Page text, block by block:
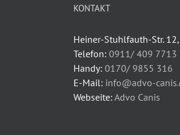
KONTAKT
Heiner-Stuhlfauth-Str.
Telefon: 0911/ 409 7713
Handy: 0170/ 9855 316
E-Mail: info@advo-
Webseite:Advo Canis